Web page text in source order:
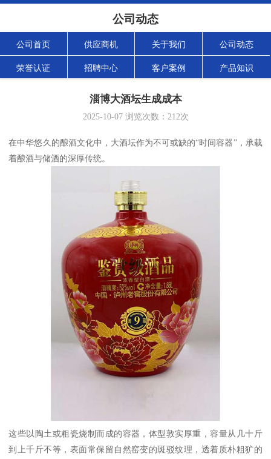
公司动态
公司首页 供应商机 关于我们 公司动态
荣誉认证 招聘中心 客户案例 产品知识
淄博大酒坛生成成本
2025-10-07浏览次数： 212次
在中华悠久的酿酒文化中，大酒坛作为不可或缺的“时间容器”，承载
着酿酒与储酒的深厚传统。
这些以陶土或粗瓷烧制而成的容器，体型敦实厚重，容量从几十斤
到上千斤不等，表面常保留自然窑变的斑驳纹理，透着质朴粗犷的